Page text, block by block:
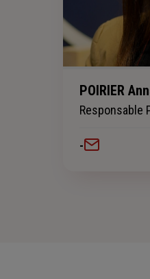
POIRIER
Responsable
-